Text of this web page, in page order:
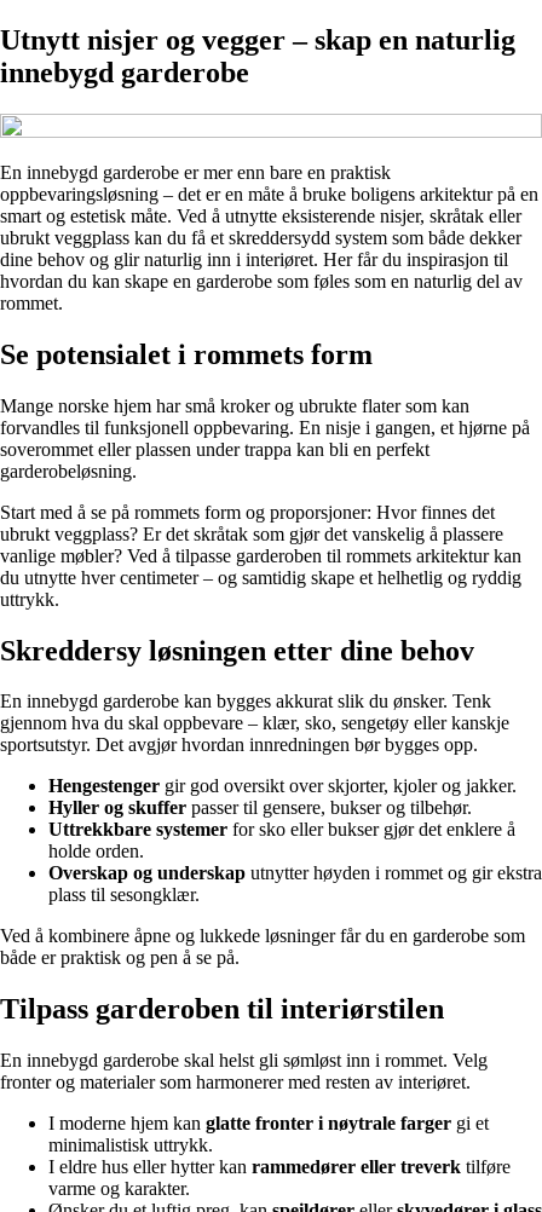
Utnytt nisjer og vegger – skap en naturlig
innebygd garderobe
En innebygd garderobe er mer enn bare en praktisk
oppbevaringsløsning – det er en måte å bruke boligens arkitektur på en
smart og estetisk måte. Ved å utnytte eksisterende nisjer, skråtak eller
ubrukt veggplass kan du få et skreddersydd system som både dekker
dine behov og glir naturlig inn i interiøret. Her får du inspirasjon til
hvordan du kan skape en garderobe som føles som en naturlig del av
rommet.
Se potensialet i rommets form
Mange norske hjem har små kroker og ubrukte flater som kan
forvandles til funksjonell oppbevaring. En nisje i gangen, et hjørne på
soverommet eller plassen under trappa kan bli en perfekt
garderobeløsning.
Start med å se på rommets form og proporsjoner: Hvor finnes det
ubrukt veggplass? Er det skråtak som gjør det vanskelig å plassere
vanlige møbler? Ved å tilpasse garderoben til rommets arkitektur kan
du utnytte hver centimeter – og samtidig skape et helhetlig og ryddig
uttrykk.
Skreddersy løsningen etter dine behov
En innebygd garderobe kan bygges akkurat slik du ønsker. Tenk
gjennom hva du skal oppbevare – klær, sko, sengetøy eller kanskje
sportsutstyr. Det avgjør hvordan innredningen bør bygges opp.
Hengestenger gir god oversikt over skjorter, kjoler og jakker.
Hyller og skuffer passer til gensere, bukser og tilbehør.
Uttrekkbare systemer for sko eller bukser gjør det enklere å
holde orden.
Overskap og underskap utnytter høyden i rommet og gir ekstra
plass til sesongklær.
Ved å kombinere åpne og lukkede løsninger får du en garderobe som
både er praktisk og pen å se på.
Tilpass garderoben til interiørstilen
En innebygd garderobe skal helst gli sømløst inn i rommet. Velg
fronter og materialer som harmonerer med resten av interiøret.
I moderne hjem kan glatte fronter i nøytrale farger gi et
minimalistisk uttrykk.
I eldre hus eller hytter kan rammedører eller treverk tilføre
varme og karakter.